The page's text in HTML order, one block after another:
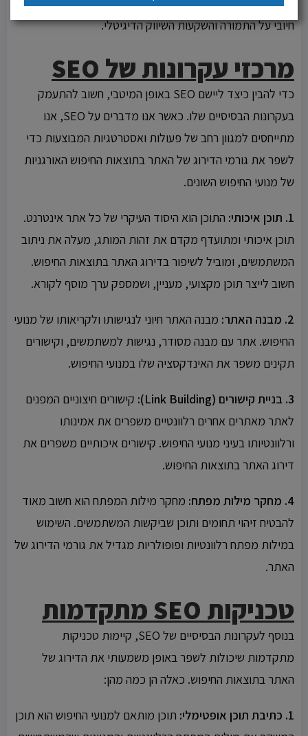
חיובי על התמורה והשקעות השיווק הדיגיטלי.
מרכזי עקרונות של SEO
כדי להבין כיצד ליישם SEO באופן המיטבי, חשוב להתעמק
בעקרונות הבסיסיים שלו. כאשר אנו מדברים על SEO, אנו
מתייחסים למגוון רחב של פעולות ואסטרטגיות המבוצעות כדי
לשפר את גורמי הדירוג של האתר בתוצאות החיפוש האורגניות
של מנועי החיפוש השונים.
1. תוכן איכותי:
התוכן הוא היסוד העיקרי של כל אתר אינטרנט.
תוכן איכותי ומתועדף מקדם את זהות המותג, מעלה את ניתוב
המשתמשים, ומוביל לשיפור בדירוג האתר בתוצאות החיפוש.
חשוב לייצר תוכן מקצועי, מעניין, ושמספק ערך מוסף לקורא.
2. מבנה האתר:
מבנה האתר חיוני לנגישותו ולקריאותו של מנועי
החיפוש. אתר עם מבנה מסודר, נגישות למשתמשים, וקישורים
תקינים משפר את האינדקסציה שלו במנועי החיפוש.
3. בניית קישורים (Link Building):
קישורים חיצוניים המפנים
לאתר מאתרים אחרים רלוונטיים משפרים את אמינותו
ורלוונטיותו בעיני מנועי החיפוש. קישורים איכותיים משפרים את
דירוג האתר בתוצאות החיפוש.
4. מחקר מילות מפתח:
מחקר מילות המפתח הוא חשוב מאוד
להבטיח זיהוי תחומים ותוכן שביקשות המשתמשים. השימוש
במילות מפתח רלוונטיות ופופולריות מגדיל את גורמי הדירוג של
האתר.
טכניקות SEO מתקדמות
בנוסף לעקרונות הבסיסיים של SEO, קיימות טכניקות
מתקדמות שיכולות לשפר באופן משמעותי את הדירוג של
האתר בתוצאות החיפוש. כאלה הן כמה מהן:
1. כתיבת תוכן אופטימלי:
תוכן מותאם למנועי החיפוש הוא תוכן